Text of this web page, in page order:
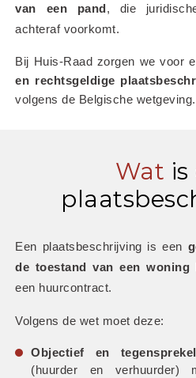
van een pand , die
achteraf voorkomt.
Bij Huis-Raad zorgen we voor
en rechtsgeldige
volgens de Belgische wetgeving.
Wat is
Een plaatsbeschrijving is een
de toestand van een woning
een huurcontract.
Volgens de wet moet deze:
Objectief en
(huurder en verhuurder)